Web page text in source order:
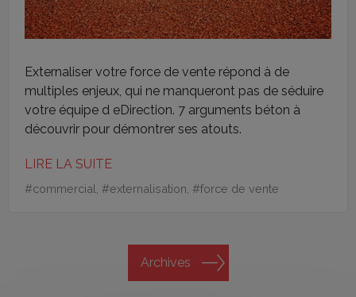
Externaliser votre force de vente répond à de
multiples enjeux, qui ne manqueront pas de séduire
votre équipe d eDirection. 7 arguments béton à
découvrir pour démontrer ses atouts.
LIRE LA SUITE
#commercial , #externalisation , #force de vente
Archives